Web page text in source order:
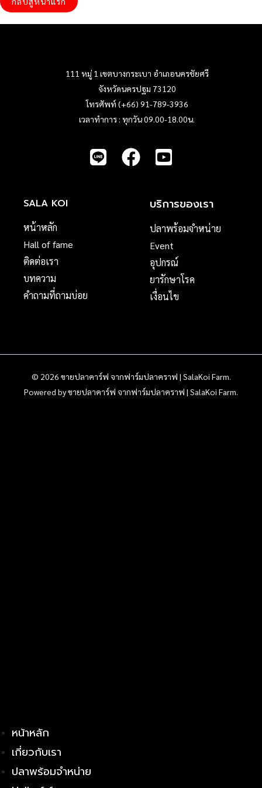
111 หมู่ 1 เขตบางกระเบา อำเภอนครชัยศรี
จังหวัดนครปฐม 73120
โทรศัพท์ (+66) 91-789-3936
เวลาทำการ : ทุกวัน 09.00-18.00น.
SALA KOI
หน้าหลัก
Hall of fame
ติดต่อเรา
บทความ
คำถามที่ถามบ่อย
บริการของเรา
ปลาพร้อมจำหน่าย
Event
อุปกรณ์
ยารักษาโรค
เงื่อนไข
© 2026 ขายปลาคาร์ฟ จากฟาร์มปลาคราฟ | SalaKoi Farm.
Powered by ขายปลาคาร์ฟ จากฟาร์มปลาคราฟ | SalaKoi Farm.
หน้าหลัก
เกี่ยวกับเรา
ปลาพร้อมจำหน่าย